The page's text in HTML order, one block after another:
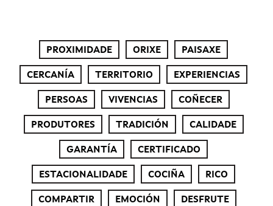
PROXIMIDADE ORIXE PAISAXE
CERCANÍA TERRITORIO EXPERIENCIAS
PERSOAS VIVENCIAS COÑECER
PRODUTORES TRADICIÓN CALIDADE
GARANTÍA CERTIFICADO
ESTACIONALIDADE COCIÑA RICO
COMPARTIR EMOCIÓN DESFRUTE